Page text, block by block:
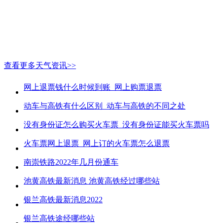
查看更多天气资讯>>
网上退票钱什么时候到账_网上购票退票
动车与高铁有什么区别_动车与高铁的不同之处
没有身份证怎么购买火车票_没有身份证能买火车票吗
火车票网上退票_网上订的火车票怎么退票
南崇铁路2022年几月份通车
池黄高铁最新消息 池黄高铁经过哪些站
银兰高铁最新消息2022
银兰高铁途经哪些站